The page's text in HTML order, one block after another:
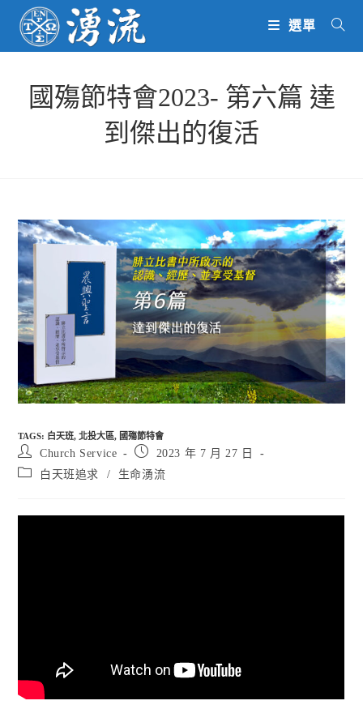
content
選單
國殤節特會2023- 第六篇 達
到傑出的復活
TAGS: 白天班, 北投大區, 國殤節特會
Post
author:
Church Service
Post
published:
2023 年 7 月 27 日
Post
白天班追求 / 生命湧流